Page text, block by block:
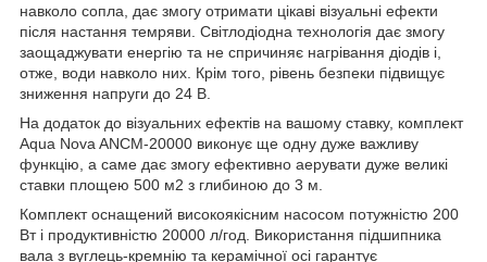
навколо сопла, дає змогу отримати цікаві візуальні ефекти
після настання темряви. Світлодіодна технологія дає змогу
заощаджувати енергію та не спричиняє нагрівання діодів і,
отже, води навколо них. Крім того, рівень безпеки підвищує
зниження напруги до 24 В.
На додаток до візуальних ефектів на вашому ставку, комплект
Aqua Nova ANCM-20000 виконує ще одну дуже важливу
функцію, а саме дає змогу ефективно аерувати дуже великі
ставки площею 500 м2 з глибиною до 3 м.
Комплект оснащений високоякісним насосом потужністю 200
Вт і продуктивністю 20000 л/год. Використання підшипника
вала з вуглець-кремнію та керамічної осі гарантує